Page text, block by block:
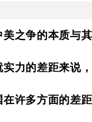
美之争的本质与
实力的差距来说
许多方面的差